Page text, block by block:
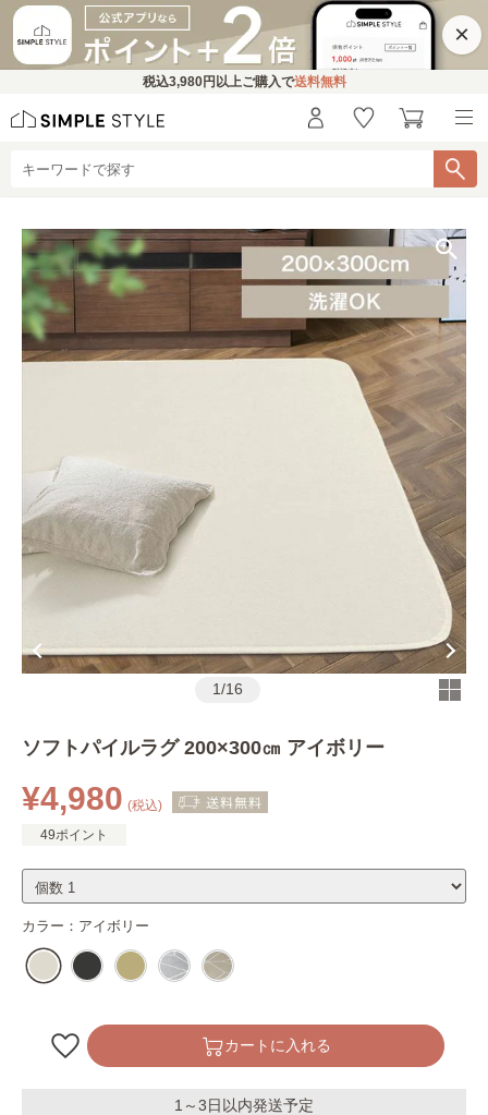
×
税込3,980円 以上ご購入で送料無料
1/16
ソフトパイルラグ 200×300㎝ アイボリー
¥4,980 (税込)
49ポイント
カラー： アイボリー
カートに入れる
1～3日以内発送予定